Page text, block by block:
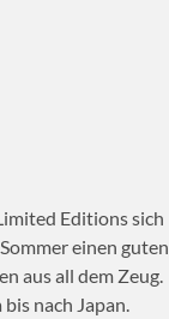
Editions sich
einen guten
aus all dem Zeug.
nach Japan.